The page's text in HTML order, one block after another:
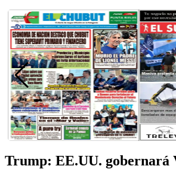
Trump: EE.UU. gobernará